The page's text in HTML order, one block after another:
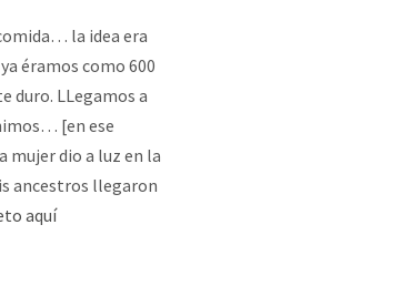
la idea era
éramos como 600
duro. LLegamos a
[en ese
mujer dio a luz en la
ancestros llegaron
aquí